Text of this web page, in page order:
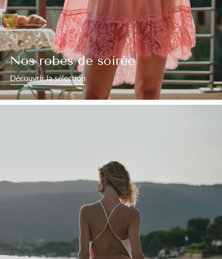
Nos robes de soirée
Découvrir la sélection